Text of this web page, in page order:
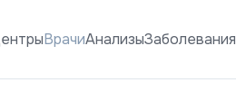
ВрачиАнализыЗаболевания